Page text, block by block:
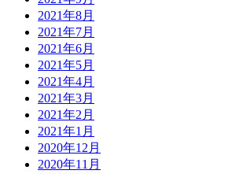
2021年8月
2021年7月
2021年6月
2021年5月
2021年4月
2021年3月
2021年2月
2021年1月
2020年12月
2020年11月